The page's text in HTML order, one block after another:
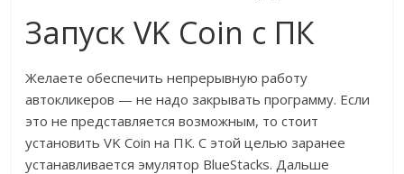
Запуск VK Coin с ПК
Желаете обеспечить непрерывную работу
автокликеров — не надо закрывать программу. Если
это не представляется возможным, то стоит
установить VK Coin на ПК. С этой целью заранее
устанавливается эмулятор BlueStacks. Дальше